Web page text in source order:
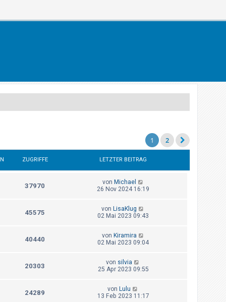
1 2
ZUGRIFFE LETZTER BEITRAG
37970 von Michael
26 Nov 2024 16:19
45575 von LisaKlug
02 Mai 2023 09:43
40440 von Kiramira
02 Mai 2023 09:04
20303 von silvia
25 Apr 2023 09:55
24289 von Lulu
13 Feb 2023 11:17